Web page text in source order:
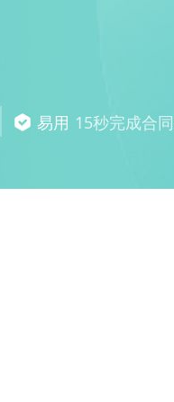
易用 15秒完成合